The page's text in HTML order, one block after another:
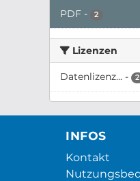
PDF - 2
Lizenzen
Datenlizenz... - 2
INFOS
Kontakt